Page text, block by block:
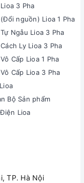
3 Pha
nguồn) Lioa 1 Pha
Ngẫu Lioa 3 Pha
Ly Lioa 3 Pha
Cấp Lioa 1 Pha
Cấp Lioa 3 Pha
Bộ Sản phẩm
Lioa
TP. Hà Nội